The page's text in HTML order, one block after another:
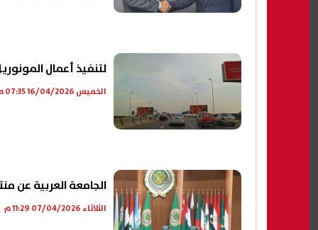
لتنفيذ أعمال المونوريل.. غلق جزئي
الخميس 16/04/2026 07:35 م
الجامعة العربية عن
الثلاثاء 07/04/2026 11:29 م